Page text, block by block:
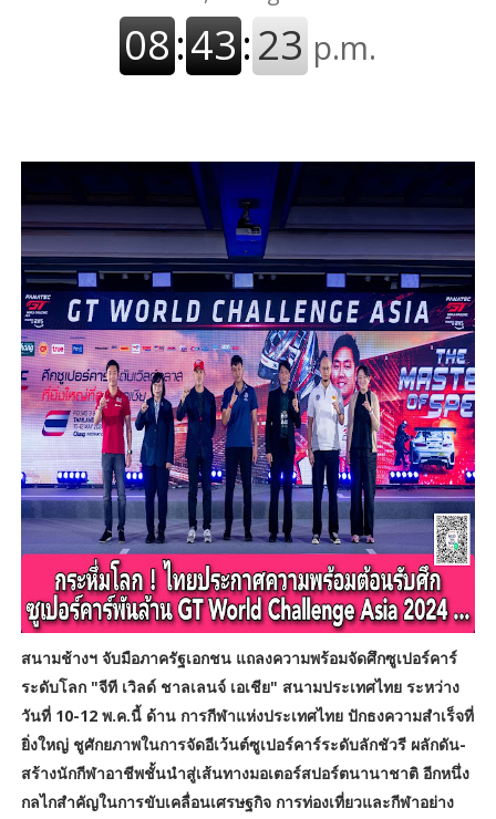
สนามช้างฯ จับมือภาครัฐเอกชน แถลงความพร้อมจัดศึกซูเปอร์คาร์
ระดับโลก "จีที เวิลด์ ชาลเลนจ์ เอเชีย" สนามประเทศไทย ระหว่าง
วันที่ 10-12 พ.ค.นี้ ด้าน การกีฬาแห่งประเทศไทย ปักธงความสำเร็จที่
ยิ่งใหญ่ ชูศักยภาพในการจัดอีเว้นต์ซูเปอร์คาร์ระดับลักชัวรี ผลักดัน-
สร้างนักกีฬาอาชีพชั้นนำสู่เส้นทางมอเตอร์สปอร์ตนานาชาติ อีกหนึ่ง
กลไกสำคัญในการขับเคลื่อนเศรษฐกิจ การท่องเที่ยวและกีฬาอย่าง